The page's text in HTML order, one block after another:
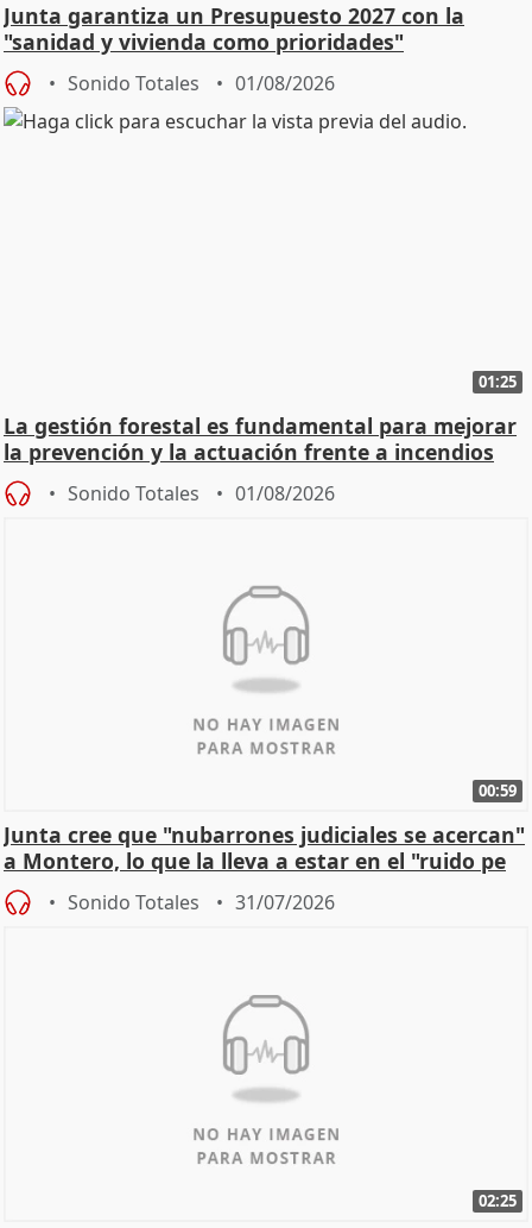
Junta garantiza un Presupuesto 2027 con la
"sanidad y vivienda como prioridades"
Sonido Totales 01/08/2026
01:25
La gestión forestal es fundamental para mejorar
la prevención y la actuación frente a incendios
Sonido Totales 01/08/2026
00:59
Junta cree que "nubarrones judiciales se acercan"
a Montero, lo que la lleva a estar en el "ruido pe
Sonido Totales 31/07/2026
02:25